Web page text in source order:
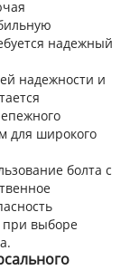
надежный
надежности и
для широкого
болта с
при выборе